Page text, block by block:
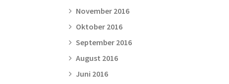
November 2016
Oktober 2016
September 2016
August 2016
Juni 2016